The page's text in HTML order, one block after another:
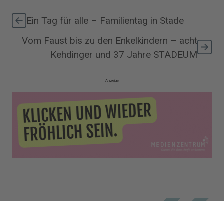
Ein Tag für alle – Familientag in Stade
Vom Faust bis zu den Enkelkindern – acht
Kehdinger und 37 Jahre STADEUM
Anzeige